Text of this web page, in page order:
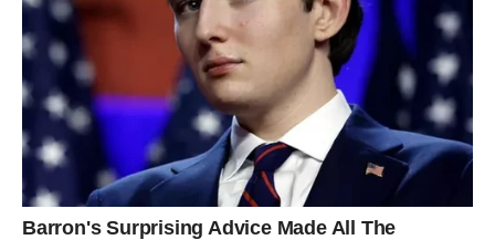
Posao i finansije – konkretno
rešenje
Devica je znak koji ne voli prazna obećanja, i zato ćeš u
martu dobiti nešto što je opipljivo:
rezultat, rešenje, potpis, dogovor, završetak, potvrdu.